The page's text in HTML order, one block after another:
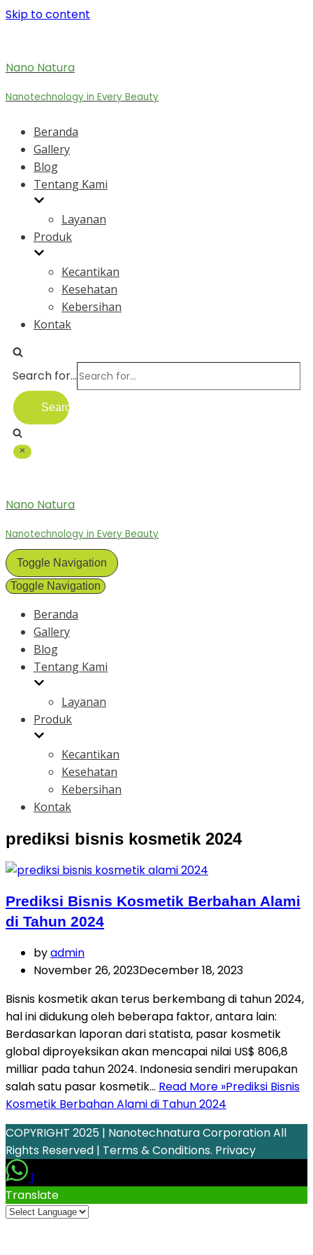
Skip to content
Nano Natura
Nanotechnology in Every Beauty
Beranda
Gallery
Blog
Tentang Kami
Layanan
Produk
Kecantikan
Kesehatan
Kebersihan
Kontak
Search for...
Nano Natura
Nanotechnology in Every Beauty
Toggle Navigation
Toggle Navigation
Beranda
Gallery
Blog
Tentang Kami
Layanan
Produk
Kecantikan
Kesehatan
Kebersihan
Kontak
prediksi bisnis kosmetik 2024
Prediksi Bisnis Kosmetik Berbahan Alami
di Tahun 2024
byadmin
November 26, 2023December 18, 2023
Bisnis kosmetik akan terus berkembang di tahun 2024,
hal ini didukung oleh beberapa faktor, antara lain:
Berdasarkan laporan dari statista, pasar kosmetik
global diproyeksikan akan mencapai nilai US$ 806,8
milliar pada tahun 2024. Indonesia sendiri merupakan
salah satu pasar kosmetik… Read More »Prediksi Bisnis
Kosmetik Berbahan Alami di Tahun 2024
COPYRIGHT 2025 | Nanotechnatura Corporation All
Rights Reserved | Terms & Conditions. Privacy
1
Translate